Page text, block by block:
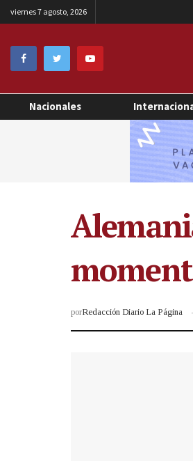
viernes 7 agosto, 2026
Nacionales
porRedacción Diario La Página